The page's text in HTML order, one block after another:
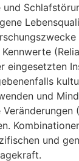
eingesetzten
u‬nd
u‬nd